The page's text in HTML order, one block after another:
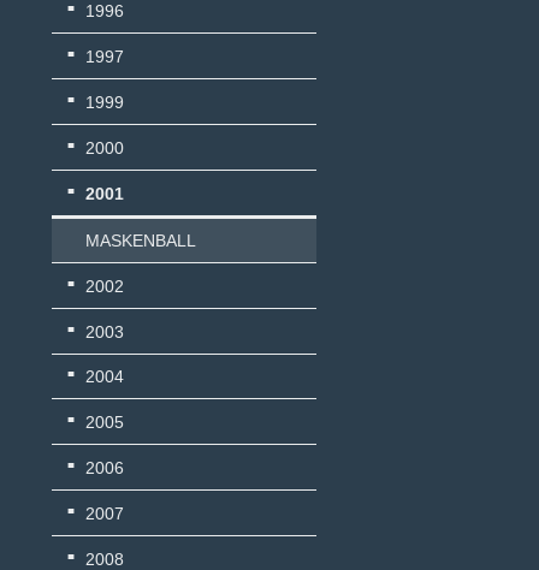
1996
1997
1999
2000
2001
MASKENBALL
2002
2003
2004
2005
2006
2007
2008